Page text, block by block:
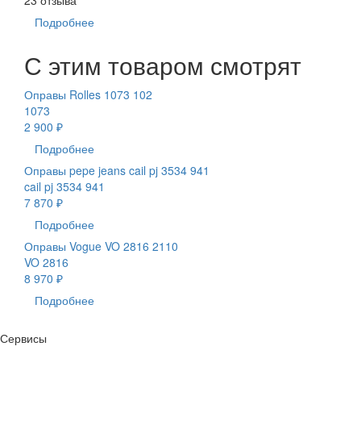
Подробнее
С этим товаром смотрят
Оправы Rolles 1073 102
1073
2 900 ₽
Подробнее
Оправы pepe jeans cail pj 3534 941
cail pj 3534 941
7 870 ₽
Подробнее
Оправы Vogue VO 2816 2110
VO 2816
8 970 ₽
Подробнее
Сервисы